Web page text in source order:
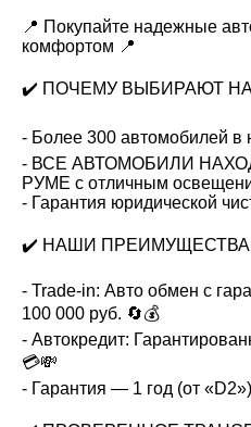
📍 Покупайте надежные
комфортом 📍
✔️ ПОЧЕМУ ВЫБИРАЮТ
- Более 300 автомобилей в
- ВСЕ АВТОМОБИЛИ
РУМЕ с отличным
- Гарантия юридической
✔️ НАШИ
- Trade-in: Авто обмен с
100 000 руб. 🔄💰
- Автокредит:
💳💸
- Гарантия — 1 год (от